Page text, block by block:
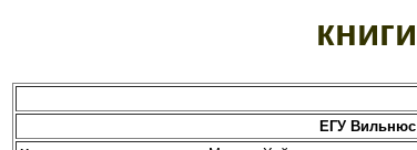
книги
ЕГУ Вильнюс